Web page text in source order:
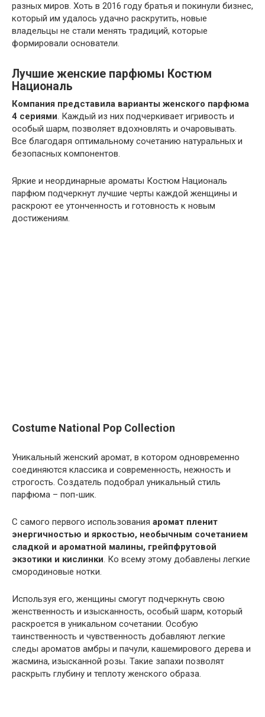
разных миров. Хоть в 2016 году братья и покинули бизнес,
который им удалось удачно раскрутить, новые
владельцы не стали менять традиций, которые
формировали основатели.
Лучшие женские парфюмы Костюм
Националь
Компания представила варианты женского парфюма
4 сериями. Каждый из них подчеркивает игривость и
особый шарм, позволяет вдохновлять и очаровывать.
Все благодаря оптимальному сочетанию натуральных и
безопасных компонентов.
Яркие и неординарные ароматы Костюм Националь
парфюм подчеркнут лучшие черты каждой женщины и
раскроют ее утонченность и готовность к новым
достижениям.
Costume National Pop Collection
Уникальный женский аромат, в котором одновременно
соединяются классика и современность, нежность и
строгость. Создатель подобрал уникальный стиль
парфюма – поп-шик.
С самого первого использования аромат пленит
энергичностью и яркостью, необычным сочетанием
сладкой и ароматной малины, грейпфрутовой
экзотики и кислинки. Ко всему этому добавлены легкие
смородиновые нотки.
Используя его, женщины смогут подчеркнуть свою
женственность и изысканность, особый шарм, который
раскроется в уникальном сочетании. Особую
таинственность и чувственность добавляют легкие
следы ароматов амбры и пачули, кашемирового дерева и
жасмина, изысканной розы. Такие запахи позволят
раскрыть глубину и теплоту женского образа.